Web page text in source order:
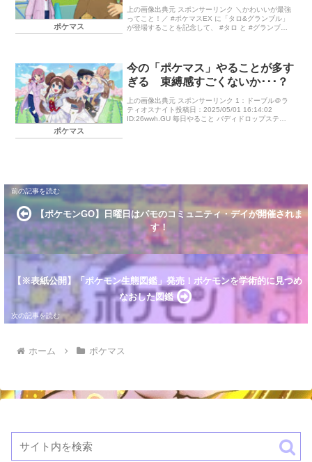
ポケマス
上の画像出典元 スポンサーリンク ＼かわいいが最強
ってこと！／ #ポケマスEX に「タロ&グランブル」
が登場することを記念して、 #タロ と #グランブル
ポケマス
今の「ポケマス」やることが多す
ぎる 束縛感すごくないか･･･？
上の画像出典元 スポンサーリンク 1：ドーブル＠ラ
ティオスナイト投稿日：2025/05/01 16:14:02
ID:26wwh.GU 毎日やること バディドロップステー
【ポケモンGO】日曜日はパモのコミュニティ・デイが開催されま
す！
【※表紙公開】「ポケモン生態図鑑」発売！ポケモンを学術的に見つめ
なおした図鑑
ホーム ポケマス